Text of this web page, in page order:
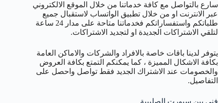
سارع بالتواصل مع كافة خدماتنا من خلال الموقع الالكتروني
عبر الانترنت او من خلال تطبيق الواتساب لاستقبال جميع
طلباتكم واستفساراتكم فخدماتنا متاحة على مدار 24 ساعة
لتلقي الاشتراكات الجديدة او لتجديد الاشتراكات.
يتوفر لدينا باقات خاصة بالافراد والشركات والاماكن العامة
بكافة الاشكال المميزة ، كما يمكنكم التمتع بكافة العروض
والخصومات عند الاشتراك الجديد فقط تواصل واحصل على
التفاصيل.